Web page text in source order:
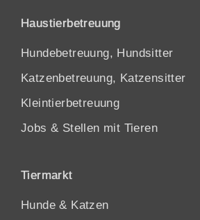
Haustierbetreuung
Hundebetreuung, Hundsitter
Katzenbetreuung, Katzensitter
Kleintierbetreuung
Jobs & Stellen mit Tieren
Tiermarkt
Hunde & Katzen